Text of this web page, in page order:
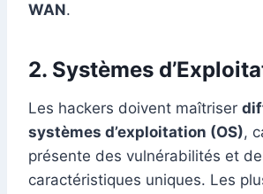
WAN.
2. Systèmes
Les hackers doivent maîtriser
systèmes d’exploitation (OS),
présente des vulnérabilités et
caractéristiques uniques. Les